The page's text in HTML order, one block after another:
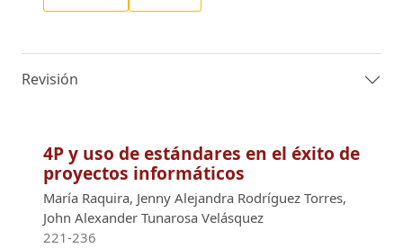
Revisión
4P y uso de estándares en el éxito de
proyectos informáticos
María Raquira, Jenny Alejandra Rodríguez Torres,
John Alexander Tunarosa Velásquez
221-236